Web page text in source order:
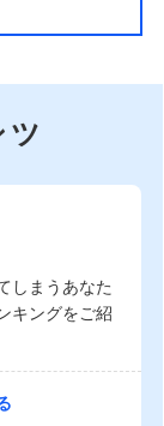
ツ
しまうあなた
キングをご紹